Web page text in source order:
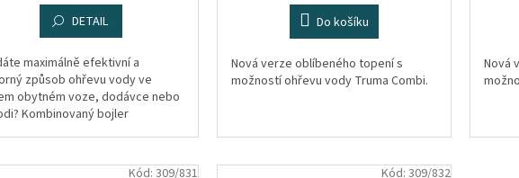
DETAIL
maximálně efektivní a
způsob ohřevu vody ve
obytném voze, dodávce nebo
Kombinovaný bojler
Do košíku
Nová verze oblíbeného topení s
možností ohřevu vody Truma Combi.
Nová
Kód: 309/831 Kód: 309/832